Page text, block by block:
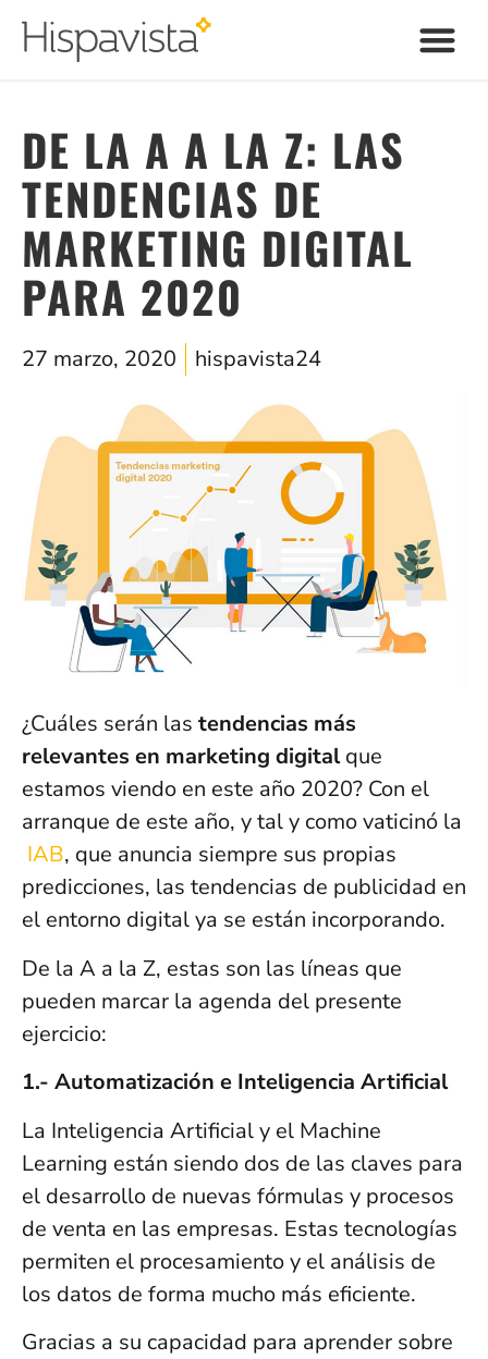
DE LA A A LA Z: LAS
TENDENCIAS DE
MARKETING DIGITAL
PARA 2020
27 marzo, 2020 hispavista24
¿Cuáles serán las tendencias más
relevantes en marketing digitalque
estamos viendo en este año 2020? Con el
arranque de este año, y tal y como vaticinó la
IAB, que anuncia siempre sus propias
predicciones, las tendencias de publicidad en
el entorno digital ya se están incorporando.
De la A a la Z, estas son las líneas que
pueden marcar la agenda del presente
ejercicio:
1.- Automatización e Inteligencia Artificial
La Inteligencia Artificial y el Machine
Learning están siendo dos de las claves para
el desarrollo de nuevas fórmulas y procesos
de venta en las empresas. Estas tecnologías
permiten el procesamiento y el análisis de
los datos de forma mucho más eficiente.
Gracias a su capacidad para aprender sobre